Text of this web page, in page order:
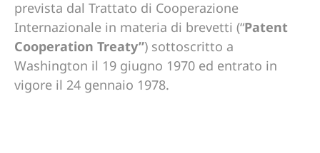
prevista dal Trattato di Cooperazione
Internazionale in materia di brevetti (“Patent
Cooperation Treaty”) sottoscritto a
Washington il 19 giugno 1970 ed entrato in
vigore il 24 gennaio 1978.